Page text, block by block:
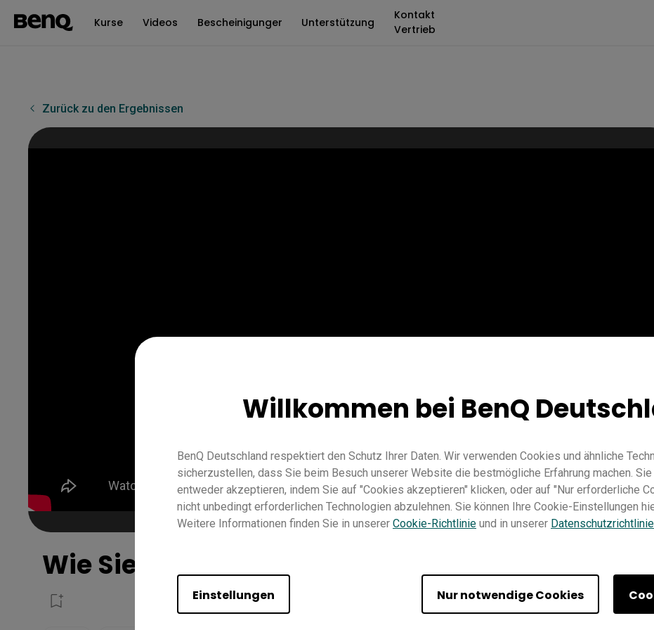
Kurse Videos Bescheinigungen Unterstützung
Kontakt
Vertrieb
Willkommen bei BenQ
BenQ Deutschland respektiert den Schutz Ihrer Daten. Wir verwenden Cookies und ähnliche
sicherzustellen, dass Sie beim Besuch unserer Website die bestmögliche Erfahrung machen.
entweder akzeptieren, indem Sie auf "Cookies akzeptieren" klicken, oder auf "Nur erforderliche
nicht unbedingt erforderlichen Technologien abzulehnen. Sie können Ihre Cookie-Einstellungen
Weitere Informationen finden Sie in unserer Cookie-Richtlinie und in unserer Datenschutzrichtlinie
Einstellungen Nur notwendige Cookies
Zurück zu den Ergebnissen
Wie Sie Bluetoothgeräte am RP04 nutzen |